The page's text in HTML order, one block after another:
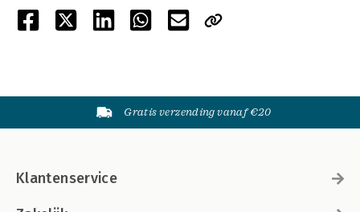
Gratis verzending vanaf €20
Klantenservice